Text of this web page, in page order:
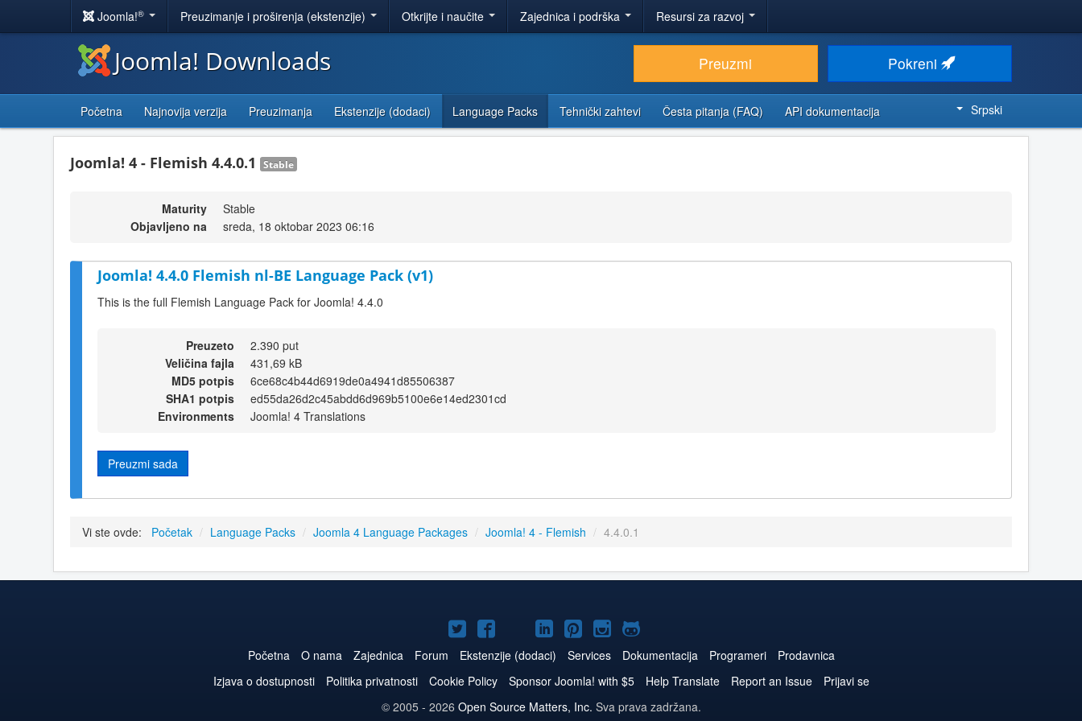
Joomla!® Preuzimanje i proširenja (ekstenzije) Otkrijte i naučite Zajednica i podrška Resursi za razvoj
Joomla! Downloads Preuzmi Pokreni
Početna Najnovija verzija Preuzimanja Ekstenzije (dodaci) Language Packs Tehnički zahtevi Česta pitanja (FAQ) API dokumentacija Srpski
Joomla! 4 - Flemish 4.4.0.1 Stable
Maturity
Stable
Objavljeno na
sreda, 18 oktobar 2023 06:16
Joomla! 4.4.0 Flemish nl-BE Language Pack (v1)
This is the full Flemish Language Pack for Joomla! 4.4.0
Preuzeto
2.390 put
Veličina fajla
431,69 kB
MD5 potpis
6ce68c4b44d6919de0a4941d85506387
SHA1 potpis
ed55da26d2c45abdd6d969b5100e6e14ed2301cd
Environments
Joomla! 4 Translations
Preuzmi sada
Vi ste ovde: Početak / Language Packs / Joomla 4 Language Packages / Joomla! 4 - Flemish / 4.4.0.1
Joomla!
na
Twitteru
Joomla!
na
Facebooku
Joomla!
na
YouTube
Joomla!
naLinkedIn
Joomla!
na
Pinterest
Joomla!
na
Instagram
Joomla!
na
GitHub
Početna O nama Zajednica Forum Ekstenzije (dodaci) Services Dokumentacija Programeri
Prodavnica
Izjava o dostupnosti
Politika privatnosti Cookie Policy Sponsor Joomla! with $5 Help Translate Report an Issue
Prijavi se
© 2005 - 2026 Open Source Matters, Inc. Sva prava zadržana.